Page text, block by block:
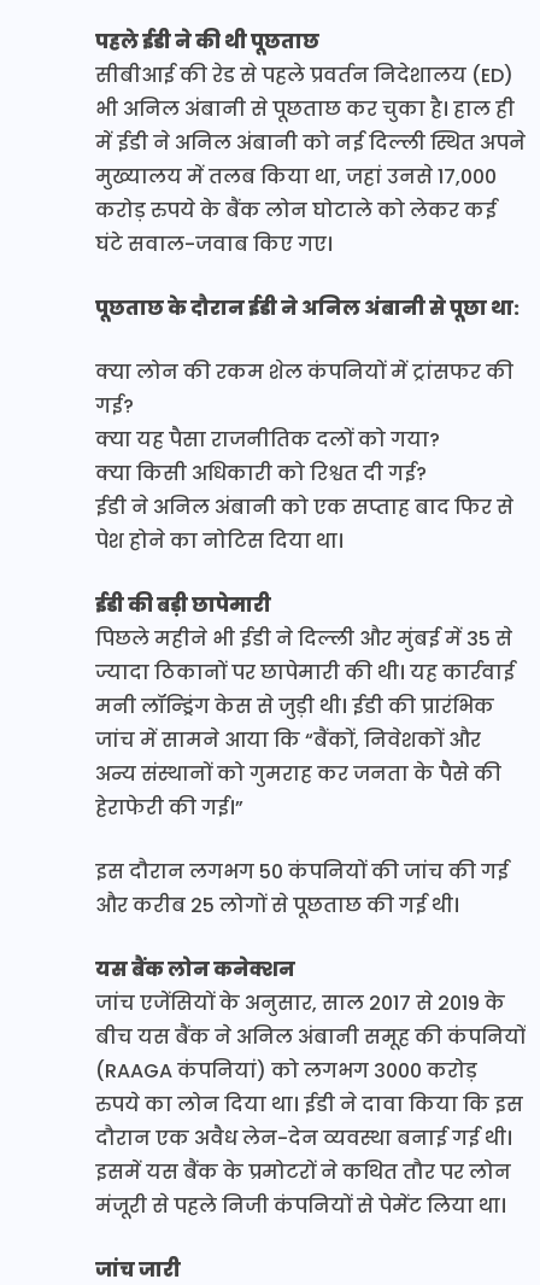
पहले ईडी ने की थी पूछताछ
सीबीआई की रेड से पहले प्रवर्तन निदेशालय (ED)
भी अनिल अंबानी से पूछताछ कर चुका है। हाल ही
में ईडी ने अनिल अंबानी को नई दिल्ली स्थित अपने
मुख्यालय में तलब किया था, जहां उनसे 17,000
करोड़ रुपये के बैंक लोन घोटाले को लेकर कई
घंटे सवाल-जवाब किए गए।
पूछताछ के दौरान ईडी ने अनिल अंबानी से पूछा था:
क्या लोन की रकम शेल कंपनियों में ट्रांसफर की
गई?
क्या यह पैसा राजनीतिक दलों को गया?
क्या किसी अधिकारी को रिश्वत दी गई?
ईडी ने अनिल अंबानी को एक सप्ताह बाद फिर से
पेश होने का नोटिस दिया था।
ईडी की बड़ी छापेमारी
पिछले महीने भी ईडी ने दिल्ली और मुंबई में 35 से
ज्यादा ठिकानों पर छापेमारी की थी। यह कार्रवाई
मनी लॉन्ड्रिंग केस से जुड़ी थी। ईडी की प्रारंभिक
जांच में सामने आया कि “बैंकों, निवेशकों और
अन्य संस्थानों को गुमराह कर जनता के पैसे की
हेराफेरी की गई।”
इस दौरान लगभग 50 कंपनियों की जांच की गई
और करीब 25 लोगों से पूछताछ की गई थी।
यस बैंक लोन कनेक्शन
जांच एजेंसियों के अनुसार, साल 2017 से 2019 के
बीच यस बैंक ने अनिल अंबानी समूह की कंपनियों
(RAAGA कंपनियां) को लगभग 3000 करोड़
रुपये का लोन दिया था। ईडी ने दावा किया कि इस
दौरान एक अवैध लेन-देन व्यवस्था बनाई गई थी।
इसमें यस बैंक के प्रमोटरों ने कथित तौर पर लोन
मंजूरी से पहले निजी कंपनियों से पेमेंट लिया था।
जांच जारी